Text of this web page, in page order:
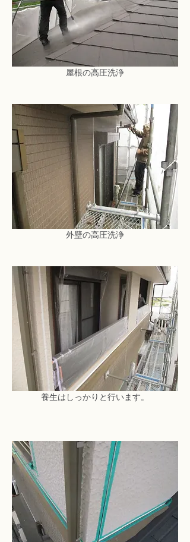
屋根の高圧洗浄
外壁の高圧洗浄
養生はしっかりと行います。